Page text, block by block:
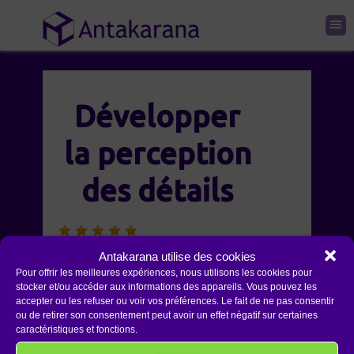
Antakarana utilise des cookies
Pour offrir les meilleures expériences, nous utilisons les cookies pour
stocker et/ou accéder aux informations des appareils. Vous pouvez les
accepter ou les refuser ou voir vos préférences. Le fait de ne pas consentir
ou de retirer son consentement peut avoir un effet négatif sur certaines
caractéristiques et fonctions.
Développer
la perception
des détails
Développer la perception des
détails. Faire le distingo entre le
mental et l’esprit. Etre attentif
aux détails.